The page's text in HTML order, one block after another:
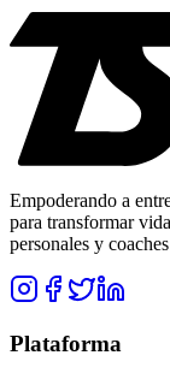
Empoderando a
para transformar
personales y
Plataforma